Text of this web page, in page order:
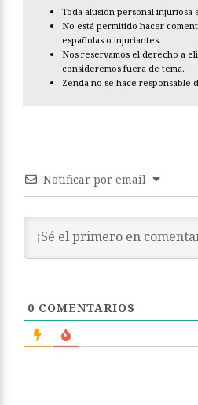
Toda alusión personal injuriosa
No está permitido hacer
españolas o injuriantes.
Nos reservamos el derecho a
consideremos fuera de tema.
Zenda no se hace responsable
Notificar por email
0 COMENTARIOS